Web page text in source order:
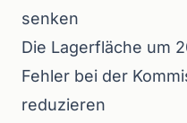
senken
Die Lagerfläche um
Fehler bei der
reduzieren